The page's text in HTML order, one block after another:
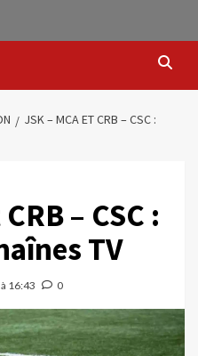
JSK – MCA ET CRB – CSC :
– CSC :
TV
16:43 0